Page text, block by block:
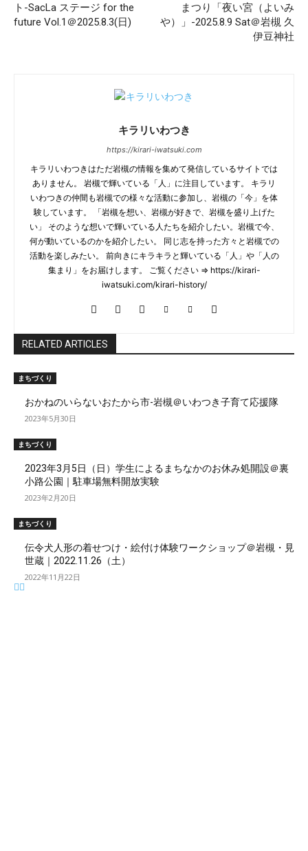
ト-SacLa ステージ for the
future Vol.1＠2025.8.3(日)
まつり「夜い宮（よいみ
や）」-2025.8.9 Sat＠岩槻 久
伊豆神社
キラリいわつき
https://kirari-iwatsuki.com
キラリいわつきはただ岩槻の情報を集めて発信しているサイトでは
ありません。 岩槻で輝いている「人」に注目しています。 キラリ
いわつきの仲間も岩槻での様々な活動に参加し、岩槻の「今」を体
験しています。 「岩槻を想い、岩槻が好きで、岩槻を盛り上げた
い」 そのような想いで輝いている人たちを紹介したい。岩槻で今、
何が動いているのかを紹介したい。 同じ志を持った方々と岩槻での
活動を楽しみたい。 前向きにキラキラと輝いている「人」や「人の
集まり」をお届けします。 ご覧ください ⇒ https://kirari-
iwatsuki.com/kirari-history/
RELATED ARTICLES
まちづくり
おかねのいらないおたから市-岩槻＠いわつき子育て応援隊
2023年5月30日
まちづくり
2023年3月5日（日）学生によるまちなかのお休み処開設＠裏
小路公園｜駐車場無料開放実験
2023年2月20日
まちづくり
伝令犬人形の着せつけ・絵付け体験ワークショップ＠岩槻・見
世蔵｜2022.11.26（土）
2022年11月22日